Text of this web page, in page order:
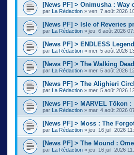
[News PF] > Onimusha : Way
par La Rédaction » ven. 7 août 2026
[News PF] > Isle of Reveries
par La Rédaction » jeu. 6 août 2026
[News PF] > ENDLESS
par La Rédaction » mer. 5 août 2026
[News PF] > The Walking
par La Rédaction » mer. 5 août 2026
[News PF] > The Alighieri
par La Rédaction » mer. 5 août 2026
[News PF] > MARVEL Tōkon
par La Rédaction » mar. 4 août 2026
[News PF] > Moss : The
par La Rédaction » jeu. 16 juil. 2026
[News PF] > The Mound :
par La Rédaction » jeu. 16 juil. 2026